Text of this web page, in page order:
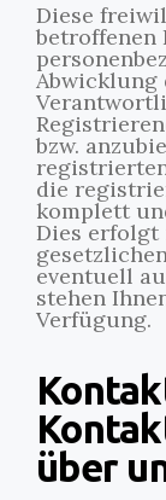
Diese
betroffenen
Abwicklung
bzw.
die
komplett
Dies erfolgt
eventuell
stehen
Verfügung.
über